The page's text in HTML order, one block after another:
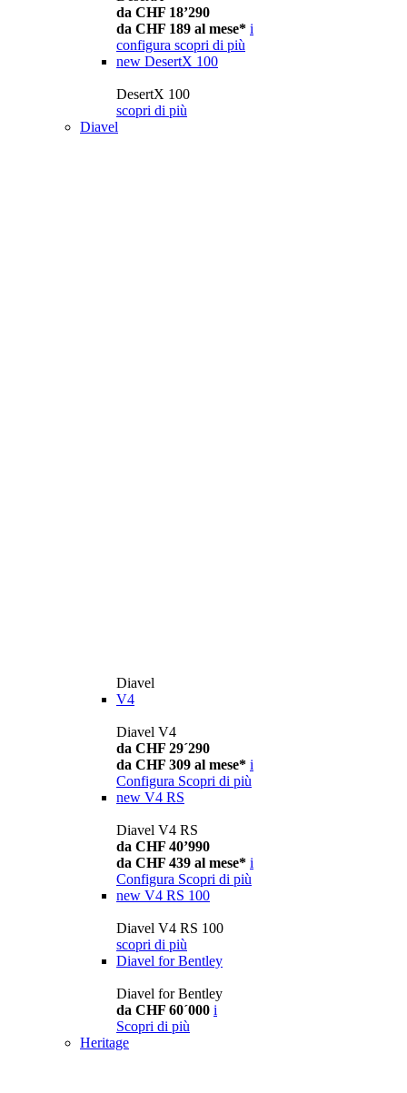
da CHF 18’290
da CHF 189 al mese* i
configura scopri di più
new DesertX 100
DesertX 100
scopri di più
Diavel
Diavel
V4
Diavel V4
da CHF 29´290
da CHF 309 al mese* i
Configura Scopri di più
new V4 RS
Diavel V4 RS
da CHF 40’990
da CHF 439 al mese* i
Configura Scopri di più
new V4 RS 100
Diavel V4 RS 100
scopri di più
Diavel for Bentley
Diavel for Bentley
da CHF 60´000 i
Scopri di più
Heritage